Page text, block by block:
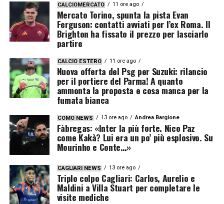
CALCIOMERCATO 11 ore ago
Mercato Torino, spunta la pista Evan
Ferguson: contatti avviati per l’ex Roma. Il
Brighton ha fissato il prezzo per lasciarlo
partire
CALCIO ESTERO 11 ore ago
Nuova offerta del Psg per Suzuki: rilancio
per il portiere del Parma! A quanto
ammonta la proposta e cosa manca per la
fumata bianca
COMO NEWS 13 ore ago Andrea Bargione
Fàbregas: «Inter la più forte. Nico Paz
come Kakà? Lui era un po’ più esplosivo. Su
Mourinho e Conte…»
CAGLIARI NEWS 13 ore ago
Triplo colpo Cagliari: Carlos, Aurelio e
Maldini a Villa Stuart per completare le
visite mediche